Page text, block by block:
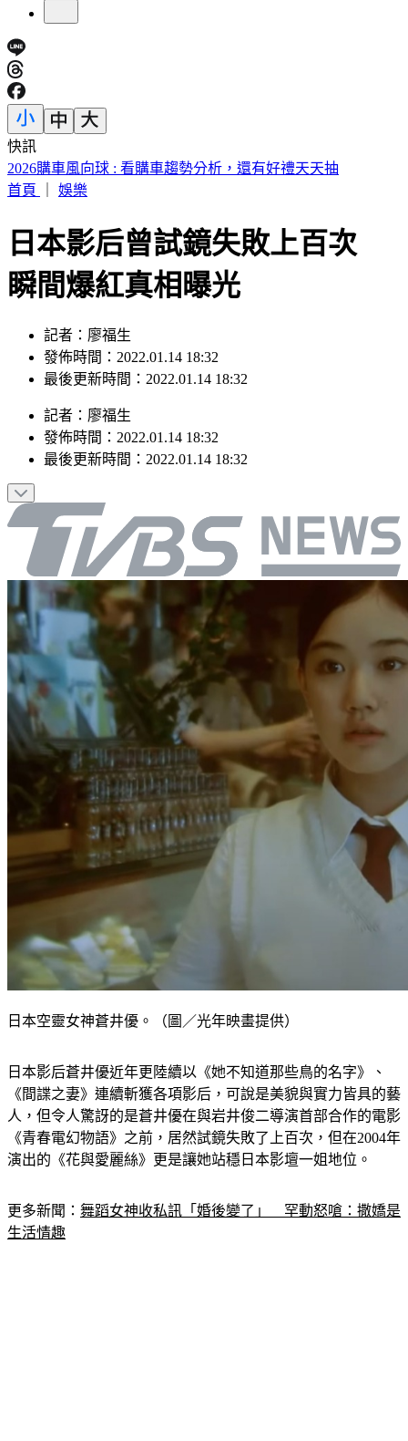
快訊
快訊／哥倫比亞爆7.4強震！教堂、購物中心都垮了 當地畫
面曝
日本影后曾試鏡失敗上百次
瞬間爆紅真相曝光
記者：廖福生
發佈時間：2022.01.14 18:32
記者：廖福生
發佈時間：2022.01.14 18:32
日本影后蒼井優近年更陸續以《她不知道那些鳥的名字》、
《間諜之妻》連續斬獲各項影后，可說是美貌與實力皆具的藝
人，但令人驚訝的是蒼井優在與岩井俊二導演首部合作的電影
《青春電幻物語》之前，居然試鏡失敗了上百次，但在2004年
更多新聞：